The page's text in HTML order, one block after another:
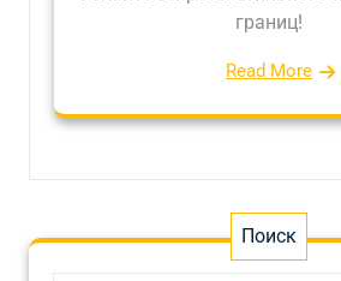
границ!
Read More
Поиск